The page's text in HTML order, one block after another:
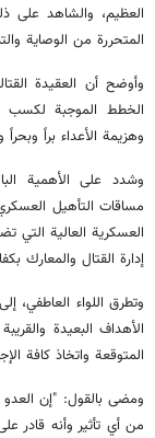
العظيم، والشاهد على
المتحررة من الوصاية
وأوضح أن العقيدة
الخطط الموجبة لكسب
وهزيمة الأعداء براً وبحراً
وشدد على الأهمية
مساقات التأهيل العسكري
العسكرية العالية التي
إدارة القتال والمعارك
وتطرق اللواء العاطفي،
الأهداف البعيدة
المتوقعة واتخاذ كافة
ومضى بالقول: "إن
من أي تأثير وأنه قادر